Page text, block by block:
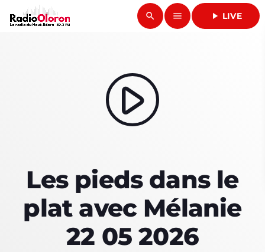
search menu play_arrow LIVE
close
RADIO OLORON
PROGRAMMES & ÉMISSIONS
TITRES DIFFUSÉS
PODCASTS
play_arrow
Les pieds dans le
plat avec Mélanie
22 05 2026